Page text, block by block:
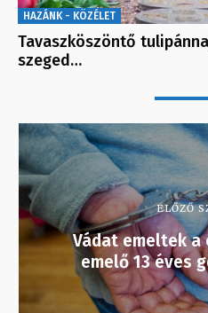
HAZÁNK - KÖZÉLET
Tavaszköszöntő
szeged…
ELŐZŐ
Vádat emeltek a
emelő 13 éves